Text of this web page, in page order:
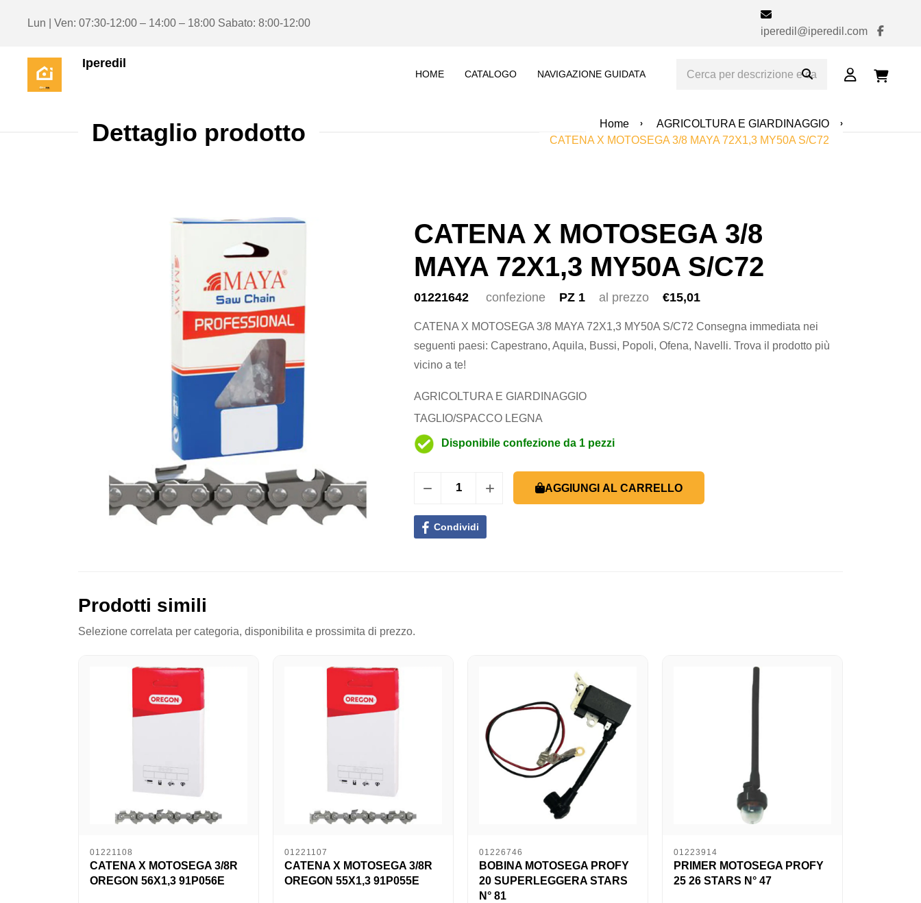
Lun | Ven: 07:30-12:00 – 14:00 – 18:00 Sabato: 8:00-12:00
iperedil@iperedil.com
Iperedil
HOME CATALOGO NAVIGAZIONE GUIDATA
Dettaglio prodotto Home
AGRICOLTURA E GIARDINAGGIO
CATENA X MOTOSEGA 3/8 MAYA 72X1,3 MY50A S/C72
CATENA X MOTOSEGA 3/8
MAYA 72X1,3 MY50A S/C72
01221642 confezione PZ 1 al prezzo €15,01
CATENA X MOTOSEGA 3/8 MAYA 72X1,3 MY50A S/C72 Consegna immediata nei
seguenti paesi: Capestrano, Aquila, Bussi, Popoli, Ofena, Navelli. Trova il prodotto più
vicino a te!
AGRICOLTURA E GIARDINAGGIO
TAGLIO/SPACCO LEGNA
Disponibile confezione da 1 pezzi
AGGIUNGI AL CARRELLO
Condividi
Prodotti simili
Selezione correlata per categoria, disponibilita e prossimita di prezzo.
01221108
CATENA X MOTOSEGA 3/8R
OREGON 56X1,3 91P056E
01221107
CATENA X MOTOSEGA 3/8R
OREGON 55X1,3 91P055E
01226746
BOBINA MOTOSEGA PROFY
20 SUPERLEGGERA STARS
N° 81
01223914
PRIMER MOTOSEGA PROFY
25 26 STARS N° 47